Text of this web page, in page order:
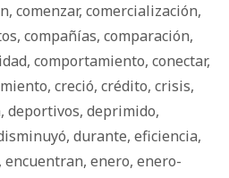
, comenzar, comercialización,
, compañías, comparación,
, comportamiento, conectar,
, creció, crédito, crisis,
, deportivos, deprimido,
, durante, eficiencia,
, encuentran, enero, enero-